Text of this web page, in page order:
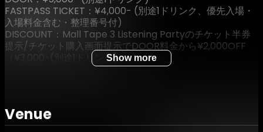
FASTPASS TICKET：¥4,000- (別途1ドリンク、優先入場・
入場料金含む・整理番号付)
DISCOUNT：Mall Tape 3 Listening Partyのチケット半券
提示/チケット購入画面提示でDOOR料金から¥2,000OFF
（¥3,000-(別途1ドリンク)）
【ZAIKO】https://zerotokyo.zaiko.io/e/mall-nights-
※整列開始時間：21:30
Show more
Venue